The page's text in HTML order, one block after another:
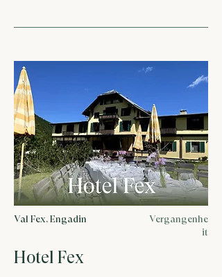
Val Fex, Engadin
Vergangenhe
it
Hotel Fex